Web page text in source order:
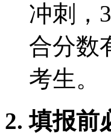
冲刺，
合分数
考生。
2. 填报前